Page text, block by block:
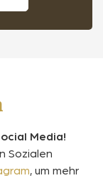
Media!
Sozialen
, um mehr